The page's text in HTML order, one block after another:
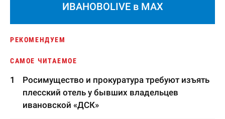
ИВАНОВОLIVE в MAX
РЕКОМЕНДУЕМ
САМОЕ ЧИТАЕМОЕ
Росимущество и прокуратура требуют изъять
плесский отель у бывших владельцев
ивановской «ДСК»